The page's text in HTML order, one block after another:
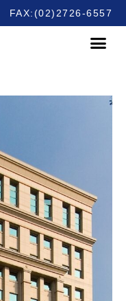
FAX:(02)2726-6557